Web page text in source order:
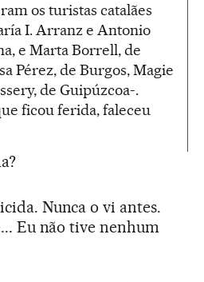
os turistas catalães
I. Arranz e Antonio
e Marta Borrell, de
Pérez, de Burgos, Magie
de Guipúzcoa-.
ficou ferida, faleceu
Nunca o vi antes.
Eu não tive nenhum